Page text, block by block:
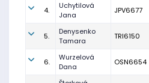
4.
Uchytilová
Jana
JPV6677
5.
Denysenko
Tamara
TRI6150
6.
Wurzelová
Dana
OSN6654